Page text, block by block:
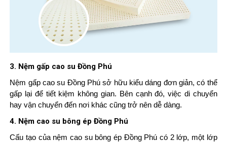
3. Nệm gấp cao su Đồng Phú
Nệm gấp cao su Đồng Phú sở hữu kiểu dáng đơn giản, có thể
gấp lại để tiết kiệm không gian. Bên cạnh đó, việc di chuyển
hay vận chuyển đến nơi khác cũng trở nên dễ dàng.
4. Nệm cao su bông ép Đồng Phú
Cấu tạo của nệm cao su bông ép Đồng Phú có 2 lớp, một lớp